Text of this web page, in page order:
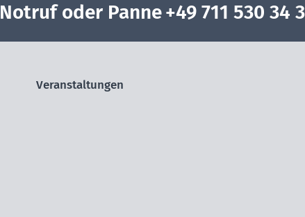
Notruf oder Panne+49 711 530 34
Veranstaltungen